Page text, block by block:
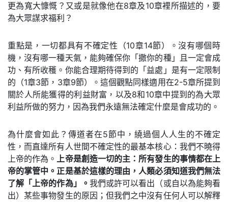
更為寬大慷慨？又或是就像他在8章及10章裡所描述的，要
為大眾謀求福利？
重點是，一切都具有不確定性（10章14節）。沒有哪個時
機，沒有哪一種天氣，能夠確保你「撒你的種」且一定會成
功、有所收穫。你能合理期待得到的「益處」是有一定限制
的（1章3節，3章9節）。這個觀點同樣適用在2-5章所提到
關於人所能獲得的利益財富，以及8和10章中提到的為大眾
利益所做的努力，因為我們永遠無法確定什麼是會成功的。
為什麼會如此？傳道者在5節中，繞過個人人生的不確定
性，而直達所有人世間不確定性的最基本核心：我們不曉得
上帝的作為。上帝是創造一切的主：所有發生的事情都在上
帝的掌管中。正是基於這樣的理由，人類必須知道我們無法
了解「上帝的作為」。 我們或許可以看出（或自以為能夠看
出）某些事物發生的原因；但我們之中沒有任何人可以解釋